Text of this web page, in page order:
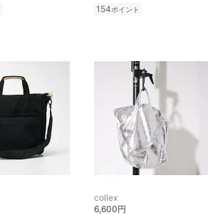
154ポイント
collex
6,600円